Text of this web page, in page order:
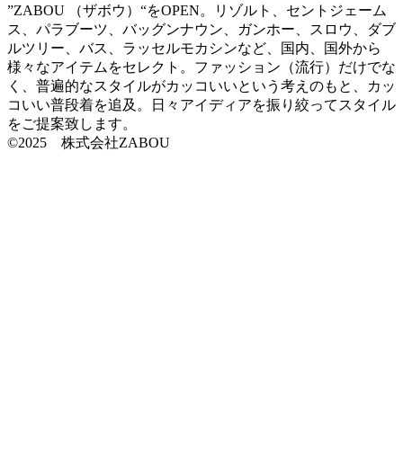
”ZABOU （ザボウ）“をOPEN。リゾルト、セントジェーム
ス、パラブーツ、バッグンナウン、ガンホー、スロウ、ダブ
ルツリー、バス、ラッセルモカシンなど、国内、国外から
様々なアイテムをセレクト。ファッション（流行）だけでな
く、普遍的なスタイルがカッコいいという考えのもと、カッ
コいい普段着を追及。日々アイディアを振り絞ってスタイル
をご提案致します。
©2025 株式会社ZABOU